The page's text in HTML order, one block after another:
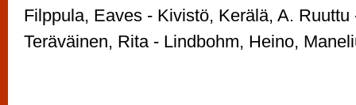
Filppula, Eaves - Kivistö, Kerälä, A. Ruuttu
Teräväinen, Rita - Lindbohm, Heino,